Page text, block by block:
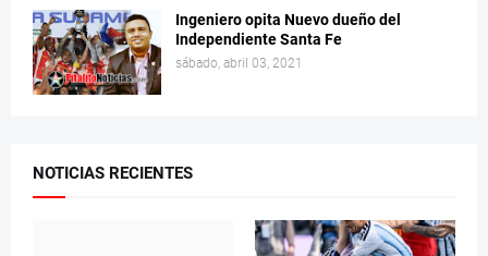
Ingeniero opita Nuevo dueño del
Independiente Santa Fe
sábado, abril 03, 2021
NOTICIAS RECIENTES